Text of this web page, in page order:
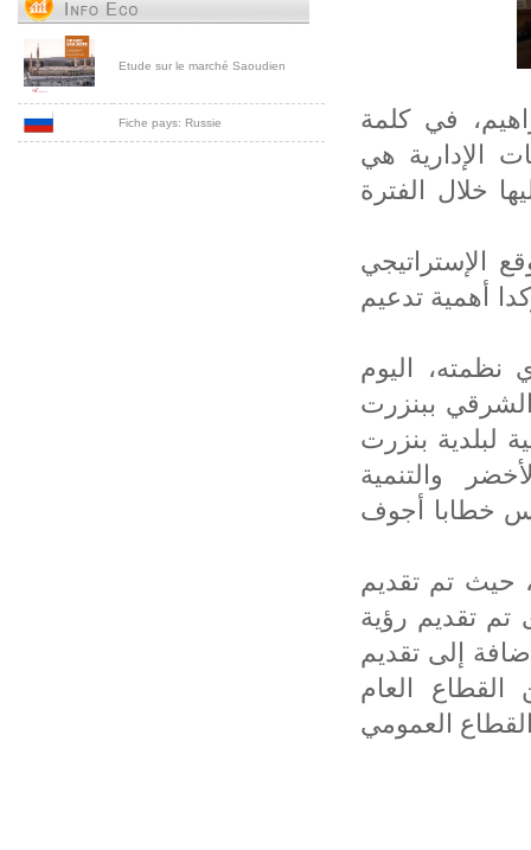
Etude sur le marché Saoudien
Fiche pays: Russie
في كلمة
2050" أن الإصلاحات الإدارية هي
خلال الفترة
الإستراتيجي
أهمية تدعيم
نظمته، اليوم
الشرقي ببنزرت
لبلدية بنزرت
والتنمية
خطابا أجوف
حيث تم تقديم
2050، من جهة أخرى تم تقديم رؤية
إلى تقديم
القطاع العام
العمومي